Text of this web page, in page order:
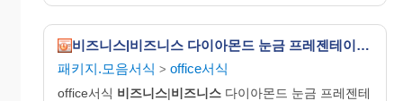
비즈니스|비즈니스 다이아몬드 눈금 프레젠테이션(와이드스크린)
패키지.모음서식 > office서식
office서식 비즈니스|비즈니스 다이아몬드 눈금 프레젠테